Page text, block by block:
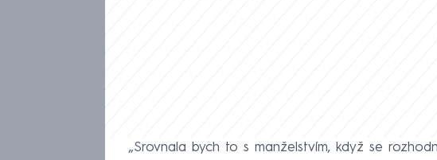
„Srovnala bych to s manželstvím, když se